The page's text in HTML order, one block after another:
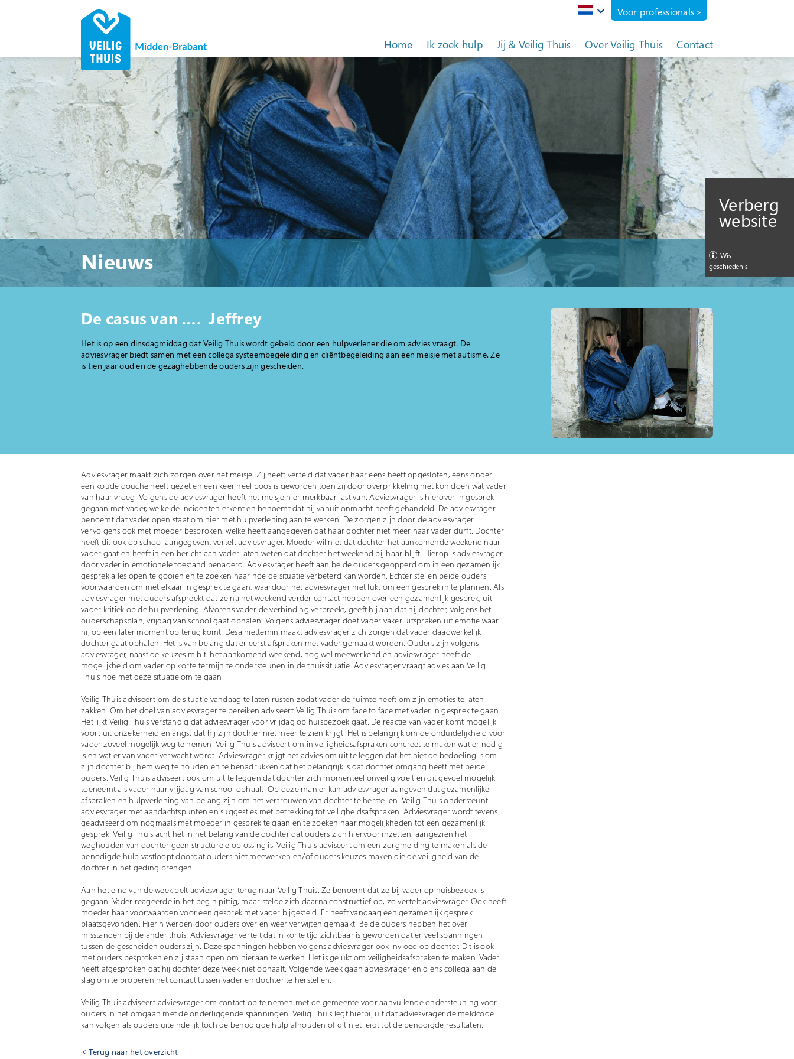
Voor professionals
Home Ik zoek hulp Jij & Veilig Thuis Over Veilig Thuis Contact
Nieuws
Verberg
website
Wis
geschiedenis
De casus van …. Jeffrey
Het is op een dinsdagmiddag dat Veilig Thuis wordt gebeld door een hulpverlener die om advies vraagt. De
adviesvrager biedt samen met een collega systeembegeleiding en cliëntbegeleiding aan een meisje met autisme. Ze
is tien jaar oud en de gezaghebbende ouders zijn gescheiden.
Adviesvrager maakt zich zorgen over het meisje. Zij heeft verteld dat vader haar eens heeft opgesloten, eens onder
een koude douche heeft gezet en een keer heel boos is geworden toen zij door overprikkeling niet kon doen wat vader
van haar vroeg. Volgens de adviesvrager heeft het meisje hier merkbaar last van. Adviesvrager is hierover in gesprek
gegaan met vader, welke de incidenten erkent en benoemt dat hij vanuit onmacht heeft gehandeld. De adviesvrager
benoemt dat vader open staat om hier met hulpverlening aan te werken. De zorgen zijn door de adviesvrager
vervolgens ook met moeder besproken, welke heeft aangegeven dat haar dochter niet meer naar vader durft. Dochter
heeft dit ook op school aangegeven, vertelt adviesvrager. Moeder wil niet dat dochter het aankomende weekend naar
vader gaat en heeft in een bericht aan vader laten weten dat dochter het weekend bij haar blijft. Hierop is adviesvrager
door vader in emotionele toestand benaderd. Adviesvrager heeft aan beide ouders geopperd om in een gezamenlijk
gesprek alles open te gooien en te zoeken naar hoe de situatie verbeterd kan worden. Echter stellen beide ouders
voorwaarden om met elkaar in gesprek te gaan, waardoor het adviesvrager niet lukt om een gesprek in te plannen. Als
adviesvrager met ouders afspreekt dat ze na het weekend verder contact hebben over een gezamenlijk gesprek, uit
vader kritiek op de hulpverlening. Alvorens vader de verbinding verbreekt, geeft hij aan dat hij dochter, volgens het
ouderschapsplan, vrijdag van school gaat ophalen. Volgens adviesvrager doet vader vaker uitspraken uit emotie waar
hij op een later moment op terug komt. Desalniettemin maakt adviesvrager zich zorgen dat vader daadwerkelijk
dochter gaat ophalen. Het is van belang dat er eerst afspraken met vader gemaakt worden. Ouders zijn volgens
adviesvrager, naast de keuzes m.b.t. het aankomend weekend, nog wel meewerkend en adviesvrager heeft de
mogelijkheid om vader op korte termijn te ondersteunen in de thuissituatie. Adviesvrager vraagt advies aan Veilig
Thuis hoe met deze situatie om te gaan.
Veilig Thuis adviseert om de situatie vandaag te laten rusten zodat vader de ruimte heeft om zijn emoties te laten
zakken. Om het doel van adviesvrager te bereiken adviseert Veilig Thuis om face to face met vader in gesprek te gaan.
Het lijkt Veilig Thuis verstandig dat adviesvrager voor vrijdag op huisbezoek gaat. De reactie van vader komt mogelijk
voort uit onzekerheid en angst dat hij zijn dochter niet meer te zien krijgt. Het is belangrijk om de onduidelijkheid voor
vader zoveel mogelijk weg te nemen. Veilig Thuis adviseert om in veiligheidsafspraken concreet te maken wat er nodig
is en wat er van vader verwacht wordt. Adviesvrager krijgt het advies om uit te leggen dat het niet de bedoeling is om
zijn dochter bij hem weg te houden en te benadrukken dat het belangrijk is dat dochter omgang heeft met beide
ouders. Veilig Thuis adviseert ook om uit te leggen dat dochter zich momenteel onveilig voelt en dit gevoel mogelijk
toeneemt als vader haar vrijdag van school ophaalt. Op deze manier kan adviesvrager aangeven dat gezamenlijke
afspraken en hulpverlening van belang zijn om het vertrouwen van dochter te herstellen. Veilig Thuis ondersteunt
adviesvrager met aandachtspunten en suggesties met betrekking tot veiligheidsafspraken. Adviesvrager wordt tevens
geadviseerd om nogmaals met moeder in gesprek te gaan en te zoeken naar mogelijkheden tot een gezamenlijk
gesprek. Veilig Thuis acht het in het belang van de dochter dat ouders zich hiervoor inzetten, aangezien het
weghouden van dochter geen structurele oplossing is. Veilig Thuis adviseert om een zorgmelding te maken als de
benodigde hulp vastloopt doordat ouders niet meewerken en/of ouders keuzes maken die de veiligheid van de
dochter in het geding brengen.
Aan het eind van de week belt adviesvrager terug naar Veilig Thuis. Ze benoemt dat ze bij vader op huisbezoek is
gegaan. Vader reageerde in het begin pittig, maar stelde zich daarna constructief op, zo vertelt adviesvrager. Ook heeft
moeder haar voorwaarden voor een gesprek met vader bijgesteld. Er heeft vandaag een gezamenlijk gesprek
plaatsgevonden. Hierin werden door ouders over en weer verwijten gemaakt. Beide ouders hebben het over
misstanden bij de ander thuis. Adviesvrager vertelt dat in korte tijd zichtbaar is geworden dat er veel spanningen
tussen de gescheiden ouders zijn. Deze spanningen hebben volgens adviesvrager ook invloed op dochter. Dit is ook
met ouders besproken en zij staan open om hieraan te werken. Het is gelukt om veiligheidsafspraken te maken. Vader
heeft afgesproken dat hij dochter deze week niet ophaalt. Volgende week gaan adviesvrager en diens collega aan de
slag om te proberen het contact tussen vader en dochter te herstellen.
Veilig Thuis adviseert adviesvrager om contact op te nemen met de gemeente voor aanvullende ondersteuning voor
ouders in het omgaan met de onderliggende spanningen. Veilig Thuis legt hierbij uit dat adviesvrager de meldcode
kan volgen als ouders uiteindelijk toch de benodigde hulp afhouden of dit niet leidt tot de benodigde resultaten.
Terug naar het overzicht